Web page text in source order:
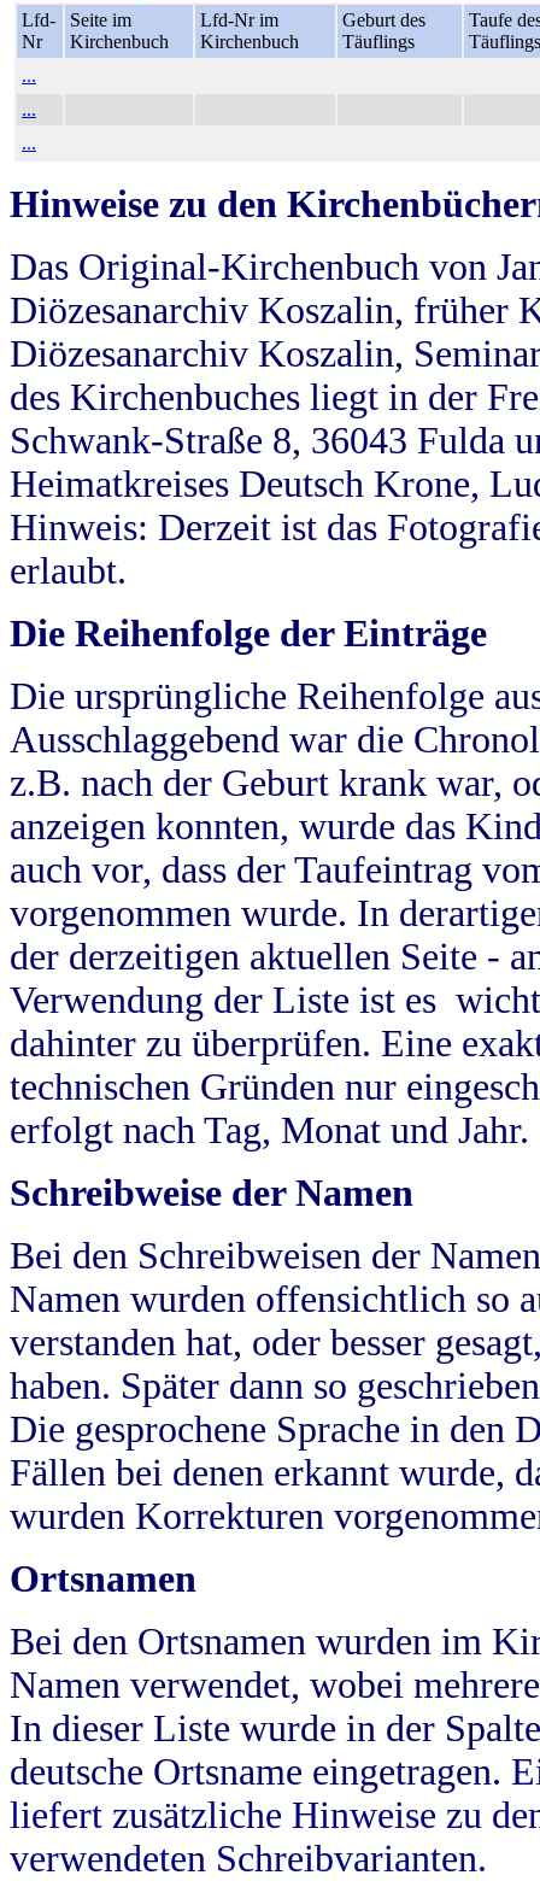
Lfd-
Nr
Seite im
Kirchenbuch
Lfd-Nr im
Kirchenbuch
Geburt des
Täuflings
Taufe
Täuflings
...
...
...
Hinweise zu den
Das Original-Kirchenbuch von
Diözesanarchiv Koszalin, früher
Diözesanarchiv Koszalin,
des Kirchenbuches liegt in der
Schwank-Straße 8, 36043 Fulda
Heimatkreises Deutsch Krone,
Hinweis: Derzeit ist das
erlaubt.
Die Reihenfolge der Einträge
Die ursprüngliche Reihenfolge
Ausschlaggebend war die
z.B. nach der Geburt krank war,
anzeigen konnten, wurde das
auch vor, dass der Taufeintrag
vorgenommen wurde. In
der derzeitigen aktuellen Seite -
Verwendung der Liste ist es
dahinter zu überprüfen. Eine
technischen Gründen nur
erfolgt nach Tag, Monat und Jahr.
Schreibweise der Namen
Bei den Schreibweisen der
Namen wurden offensichtlich so
verstanden hat, oder besser
haben. Später dann so
Die gesprochene Sprache in
Fällen bei denen erkannt wurde,
wurden Korrekturen
Ortsnamen
Bei den Ortsnamen wurden im
Namen verwendet, wobei
In dieser Liste wurde in der
deutsche Ortsname eingetragen.
liefert zusätzliche Hinweise zu
verwendeten Schreibvarianten.